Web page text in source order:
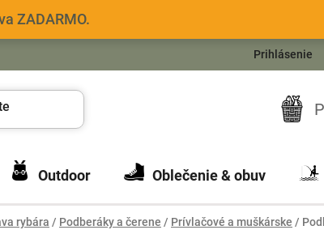
ZADARMO.
Prihlásenie
KOŠÍK
Outdoor Oblečenie & obuv
rybára / Podberáky a čerene / Prívlačové a muškárske /